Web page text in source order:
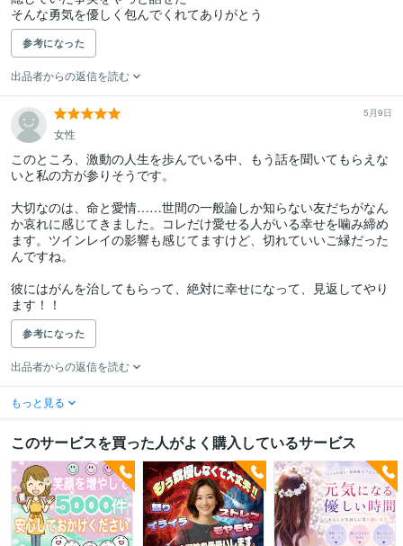
そんな勇気を優しく包んでくれてありがとう
参考になった
出品者からの返信を読む
5月9日
女性
このところ、激動の人生を歩んでいる中、もう話を聞いてもらえな
いと私の方が参りそうです。
大切なのは、命と愛情……世間の一般論しか知らない友だちがなん
か哀れに感じてきました。コレだけ愛せる人がいる幸せを噛み締め
ます。ツインレイの影響も感じてますけど、切れていいご縁だった
んですね。
彼にはがんを治してもらって、絶対に幸せになって、見返してやり
ます！！
参考になった
出品者からの返信を読む
もっと見る
このサービスを買った人がよく購入しているサービス